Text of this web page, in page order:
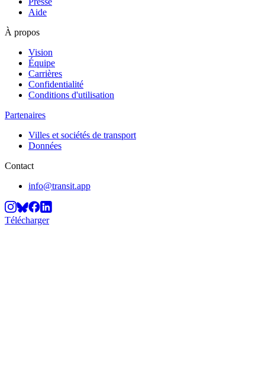
Aide
À propos
Vision
Équipe
Carrières
Confidentialité
Conditions d'utilisation
Partenaires
Villes et sociétés de transport
Données
Contact
info@transit.app
Télécharger